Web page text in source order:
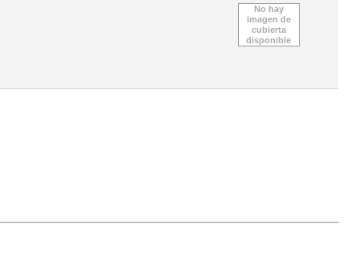
No hay
imagen de
cubierta
disponible